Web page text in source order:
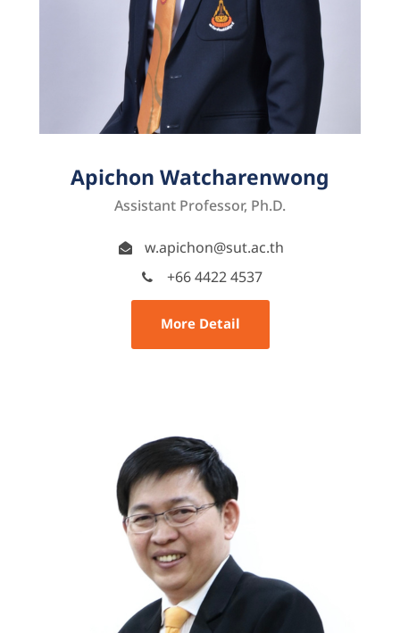
Apichon Watcharenwong
Assistant Professor, Ph.D.
w.apichon@sut.ac.th
+66 4422 4537
More Detail